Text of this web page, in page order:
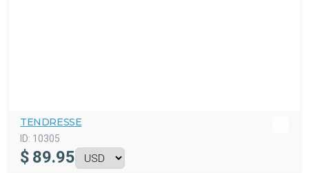
TENDRESSE
ID: 10305
$ 89.95